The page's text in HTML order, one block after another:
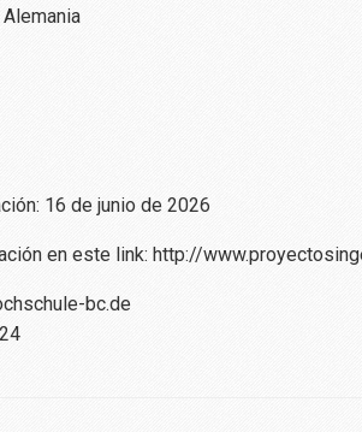
16 de junio de 2026
en este link: http://
bc.de